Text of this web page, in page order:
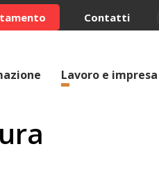
Contatti
Lavoro e impresa